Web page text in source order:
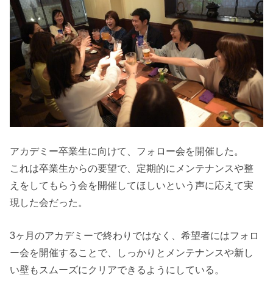
アカデミー卒業生に向けて、フォロー会を開催した。
これは卒業生からの要望で、定期的にメンテナンスや整
えをしてもらう会を開催してほしいという声に応えて実
現した会だった。
3ヶ月のアカデミーで終わりではなく、希望者にはフォロ
ー会を開催することで、しっかりとメンテナンスや新し
い壁もスムーズにクリアできるようにしている。